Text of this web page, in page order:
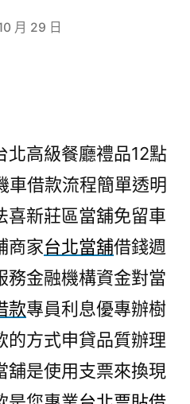
月 29 日
北高級餐廳禮品12點
車借款流程簡單透明
喜新莊區當舖免留車
商家台北當舖借錢週
務金融機構資金對當
款專員利息優專辦樹
的方式申貸品質辦理
舖是使用支票來換現